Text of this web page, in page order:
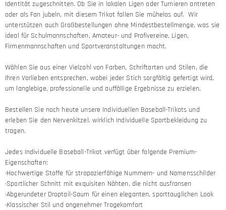
Identität zugeschnitten. Ob Sie in lokalen Ligen oder Turnieren antreten
oder als Fan jubeln, mit diesem Trikot fallen Sie mühelos auf. Wir
unterstützen auch Großbestellungen ohne Mindestbestellmenge, was sie
ideal für Schulmannschaften, Amateur- und Profivereine, Ligen,
Firmenmannschaften und Sportveranstaltungen macht.
Wählen Sie aus einer Vielzahl von Farben, Schriftarten und Stilen, die
Ihren Vorlieben entsprechen, wobei jeder Stich sorgfältig gefertigt wird,
um langlebige, professionelle und auffällige Ergebnisse zu erzielen.
Bestellen Sie noch heute unsere Individuellen Baseball-Trikots und
erleben Sie den Nervenkitzel, wirklich Individuelle Sportbekleidung zu
tragen.
Jedes Individuelle Baseball-Trikot verfügt über folgende Premium-
Eigenschaften:
·Hochwertige Stoffe für strapazierfähige Nummern- und Namensschilder
·Sportlicher Schnitt mit exquisiten Nähten, die nicht ausfransen
·Abgerundeter Droptail-Saum für einen eleganten, sporttauglichen Look
·Klassischer Stil und angenehmer Tragekomfort